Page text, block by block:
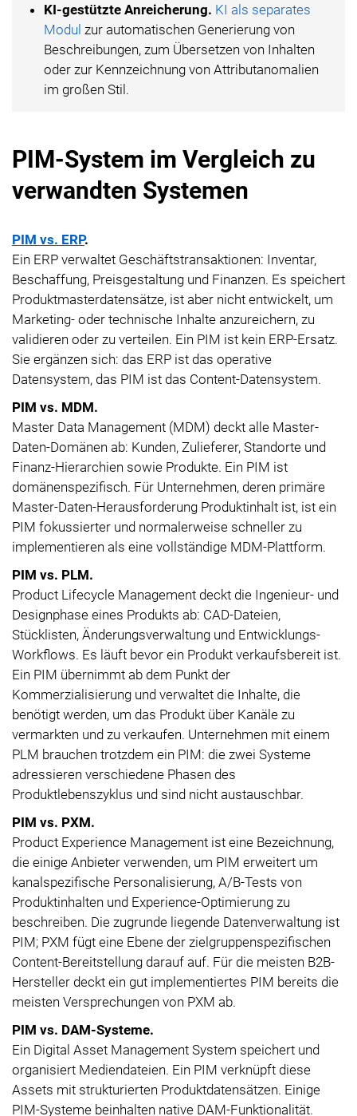
KI-gestützte Anreicherung. KI als separates
Modul zur automatischen Generierung von
Beschreibungen, zum Übersetzen von Inhalten
oder zur Kennzeichnung von Attributanomalien
im großen Stil.
PIM-System im Vergleich zu
verwandten Systemen
PIM vs. ERP.
Ein ERP verwaltet Geschäftstransaktionen: Inventar,
Beschaffung, Preisgestaltung und Finanzen. Es speichert
Produktmasterdatensätze, ist aber nicht entwickelt, um
Marketing- oder technische Inhalte anzureichern, zu
validieren oder zu verteilen. Ein PIM ist kein ERP-Ersatz.
Sie ergänzen sich: das ERP ist das operative
Datensystem, das PIM ist das Content-Datensystem.
PIM vs. MDM.
Master Data Management (MDM) deckt alle Master-
Daten-Domänen ab: Kunden, Zulieferer, Standorte und
Finanz-Hierarchien sowie Produkte. Ein PIM ist
domänenspezifisch. Für Unternehmen, deren primäre
Master-Daten-Herausforderung Produktinhalt ist, ist ein
PIM fokussierter und normalerweise schneller zu
implementieren als eine vollständige MDM-Plattform.
PIM vs. PLM.
Product Lifecycle Management deckt die Ingenieur- und
Designphase eines Produkts ab: CAD-Dateien,
Stücklisten, Änderungsverwaltung und Entwicklungs-
Workflows. Es läuft bevor ein Produkt verkaufsbereit ist.
Ein PIM übernimmt ab dem Punkt der
Kommerzialisierung und verwaltet die Inhalte, die
benötigt werden, um das Produkt über Kanäle zu
vermarkten und zu verkaufen. Unternehmen mit einem
PLM brauchen trotzdem ein PIM: die zwei Systeme
adressieren verschiedene Phasen des
Produktlebenszyklus und sind nicht austauschbar.
PIM vs. PXM.
Product Experience Management ist eine Bezeichnung,
die einige Anbieter verwenden, um PIM erweitert um
kanalspezifische Personalisierung, A/B-Tests von
Produktinhalten und Experience-Optimierung zu
beschreiben. Die zugrunde liegende Datenverwaltung ist
PIM; PXM fügt eine Ebene der zielgruppenspezifischen
Content-Bereitstellung darauf auf. Für die meisten B2B-
Hersteller deckt ein gut implementiertes PIM bereits die
meisten Versprechungen von PXM ab.
PIM vs. DAM-Systeme.
Ein Digital Asset Management System speichert und
organisiert Mediendateien. Ein PIM verknüpft diese
Assets mit strukturierten Produktdatensätzen. Einige
PIM-Systeme beinhalten native DAM-Funktionalität.